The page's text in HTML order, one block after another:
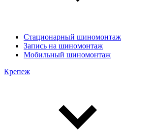
Стационарный шиномонтаж
Запись на шиномонтаж
Мобильный шиномонтаж
Крепеж